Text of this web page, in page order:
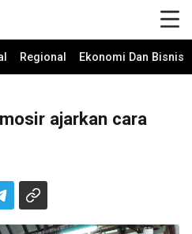
Regional Ekonomi Dan Bisnis
ajarkan cara